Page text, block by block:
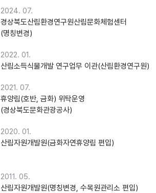
2024. 07.
경상북도산림환경연구원산림문화체험센터
(명칭변경)
2022. 01.
산림소득식물개발 연구업무 이관(산림환경연구원)
2021. 07.
휴양림(호반, 금화) 위탁운영
(경상북도문화관광공사)
2020. 01.
산림자원개발원(금화자연휴양림 편입)
2011. 05.
산림자원개발원(명칭변경, 수목원관리소 편입)